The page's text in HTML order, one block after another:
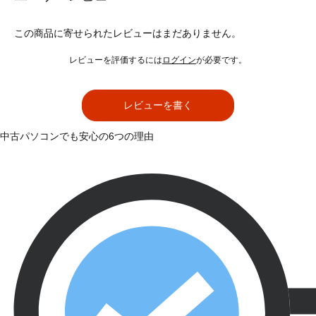
この商品に寄せられたレビューはまだありません。
レビューを評価するには ログインが必要です。
レビューを書く
中古パソコンでも安心の6つの理由